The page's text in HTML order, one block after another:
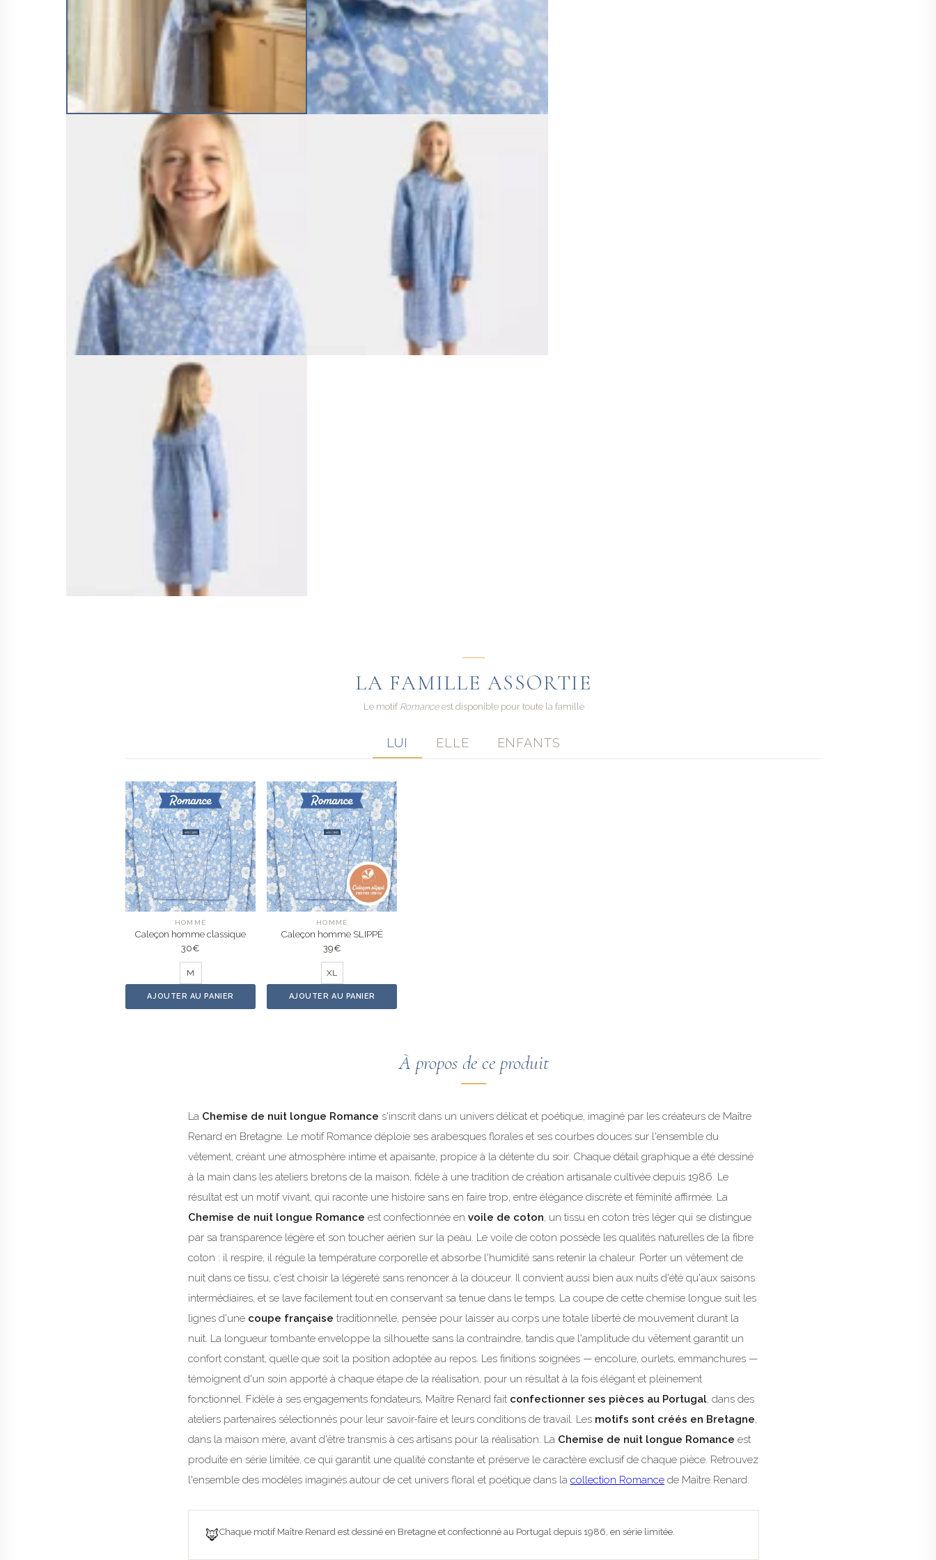
LA FAMILLE ASSORTIE
Le motif Romanceest disponible pour toute la famille
LUI ELLE ENFANTS
HOMME
Caleçon homme classique
30€
M
AJOUTER AU PANIER
HOMME
Caleçon homme SLIPPÉ
39€
XL
AJOUTER AU PANIER
À propos de ce produit
La Chemise de nuit longue Romance s'inscrit dans un univers délicat et poétique, imaginé par les créateurs de Maître
Renard en Bretagne. Le motif Romance déploie ses arabesques florales et ses courbes douces sur l'ensemble du
vêtement, créant une atmosphère intime et apaisante, propice à la détente du soir. Chaque détail graphique a été dessiné
à la main dans les ateliers bretons de la maison, fidèle à une tradition de création artisanale cultivée depuis 1986. Le
résultat est un motif vivant, qui raconte une histoire sans en faire trop, entre élégance discrète et féminité affirmée. La
Chemise de nuit longue Romance est confectionnée en voile de coton, un tissu en coton très léger qui se distingue
par sa transparence légère et son toucher aérien sur la peau. Le voile de coton possède les qualités naturelles de la fibre
coton : il respire, il régule la température corporelle et absorbe l'humidité sans retenir la chaleur. Porter un vêtement de
nuit dans ce tissu, c'est choisir la légèreté sans renoncer à la douceur. Il convient aussi bien aux nuits d'été qu'aux saisons
intermédiaires, et se lave facilement tout en conservant sa tenue dans le temps. La coupe de cette chemise longue suit les
lignes d'une coupe française traditionnelle, pensée pour laisser au corps une totale liberté de mouvement durant la
nuit. La longueur tombante enveloppe la silhouette sans la contraindre, tandis que l'amplitude du vêtement garantit un
confort constant, quelle que soit la position adoptée au repos. Les finitions soignées — encolure, ourlets, emmanchures —
témoignent d'un soin apporté à chaque étape de la réalisation, pour un résultat à la fois élégant et pleinement
fonctionnel. Fidèle à ses engagements fondateurs, Maître Renard fait confectionner ses pièces au Portugal, dans des
ateliers partenaires sélectionnés pour leur savoir-faire et leurs conditions de travail. Les motifs sont créés en Bretagne,
dans la maison mère, avant d'être transmis à ces artisans pour la réalisation. La Chemise de nuit longue Romance est
produite en série limitée, ce qui garantit une qualité constante et préserve le caractère exclusif de chaque pièce. Retrouvez
l'ensemble des modèles imaginés autour de cet univers floral et poétique dans la collection Romance de Maître Renard.
🦊Chaque motif Maître Renard est dessiné en Bretagne et confectionné au Portugal depuis 1986, en série limitée.